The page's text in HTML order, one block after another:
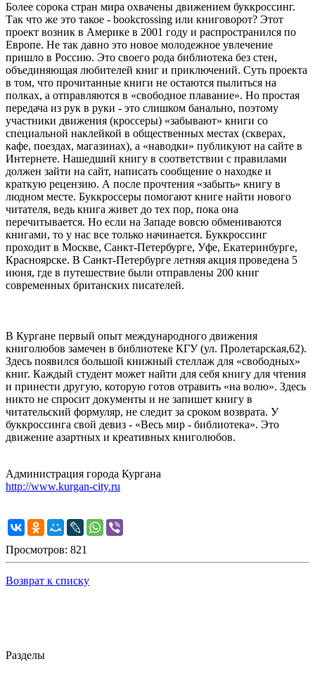
Более сорока стран мира охвачены движением буккроссинг.
Так что же это такое - bookcrossing или книговорот? Этот
проект возник в Америке в 2001 году и распространился по
Европе. Не так давно это новое молодежное увлечение
пришло в Россию. Это своего рода библиотека без стен,
объединяющая любителей книг и приключений. Суть проекта
в том, что прочитанные книги не остаются пылиться на
полках, а отправляются в «свободное плавание». Но простая
передача из рук в руки - это слишком банально, поэтому
участники движения (кроссеры) «забывают» книги со
специальной наклейкой в общественных местах (скверах,
кафе, поездах, магазинах), а «наводки» публикуют на сайте в
Интернете. Нашедший книгу в соответствии с правилами
должен зайти на сайт, написать сообщение о находке и
краткую рецензию. А после прочтения «забыть» книгу в
людном месте. Буккроссеры помогают книге найти нового
читателя, ведь книга живет до тех пор, пока она
перечитывается. Но если на Западе вовсю обмениваются
книгами, то у нас все только начинается. Буккроссинг
проходит в Москве, Санкт-Петербурге, Уфе, Екатеринбурге,
Красноярске. В Санкт-Петербурге летняя акция проведена 5
июня, где в путешествие были отправлены 200 книг
современных британских писателей.
В Кургане первый опыт международного движения
книголюбов замечен в библиотеке КГУ (ул. Пролетарская,62).
Здесь появился большой книжный стеллаж для «свободных»
книг. Каждый студент может найти для себя книгу для чтения
и принести другую, которую готов отравить «на волю». Здесь
никто не спросит документы и не запишет книгу в
читательский формуляр, не следит за сроком возврата. У
буккроссинга свой девиз - «Весь мир - библиотека». Это
движение азартных и креативных книголюбов.
Администрация города Кургана
http://www.kurgan-city.ru
Просмотров: 821
Возврат к списку
Разделы